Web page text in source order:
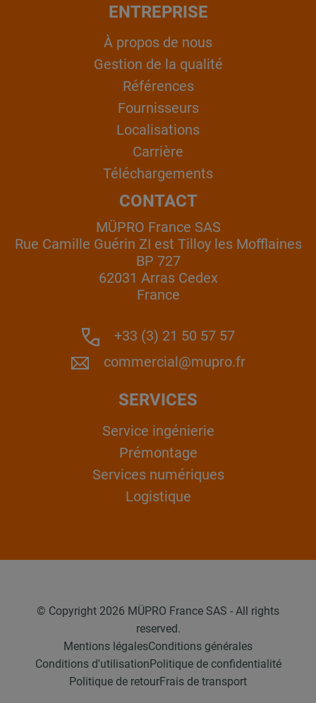
ENTREPRISE
À propos de nous
Gestion de la qualité
Références
Fournisseurs
Localisations
Carrière
Téléchargements
CONTACT
MÜPRO France SAS
Rue Camille Guérin ZI est Tilloy les Mofflaines
BP 727
62031 Arras Cedex
France
+33 (3) 21 50 57 57
commercial@mupro.fr
SERVICES
Service ingénierie
Prémontage
Services numériques
Logistique
© Copyright 2026 MÜPRO France SAS - All rights
reserved.
Mentions légalesConditions générales
Conditions d'utilisation Politique de confidentialité
Politique de retourFrais de transport